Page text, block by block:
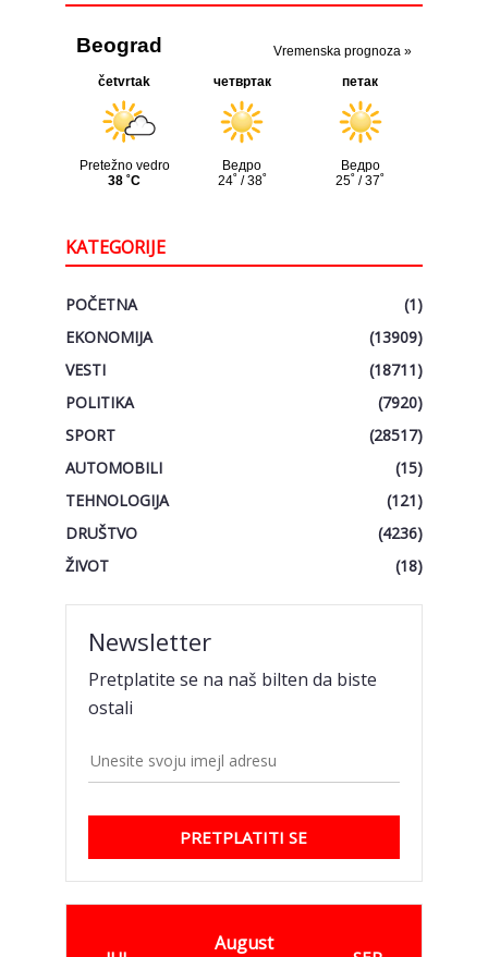
KATEGORIJE
POČETNA
(1)
EKONOMIJA
(13909)
VESTI
(18711)
POLITIKA
(7920)
SPORT
(28517)
AUTOMOBILI
(15)
TEHNOLOGIJA
(121)
DRUŠTVO
(4236)
ŽIVOT
(18)
Newsletter
Pretplatite se na naš bilten da biste
ostali
PRETPLATITI SE
August